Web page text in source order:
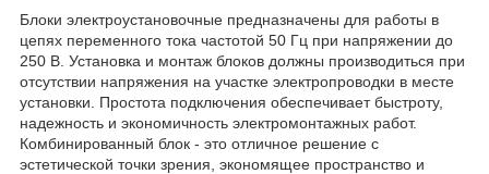
Блоки электроустановочные предназначены для работы в
цепях переменного тока частотой 50 Гц при напряжении до
250 В. Установка и монтаж блоков должны производиться при
отсутствии напряжения на участке электропроводки в месте
установки. Простота подключения обеспечивает быстроту,
надежность и экономичность электромонтажных работ.
Комбинированный блок - это отличное решение с
эстетической точки зрения, экономящее пространство и